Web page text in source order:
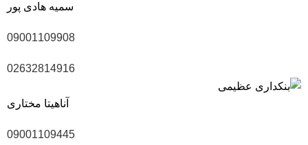
سمیه هادی پور
09001109908
02632814916
آناهیتا مختاری
09001109445